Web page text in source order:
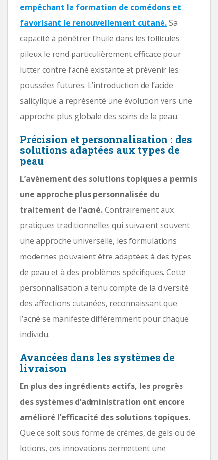
empêchant la formation de comédons et
favorisant le renouvellement cutané.Sa
capacité à pénétrer l’huile dans les follicules
pileux le rend particulièrement efficace pour
lutter contre l’acné existante et prévenir les
poussées futures. L’introduction de l’acide
salicylique a représenté une évolution vers une
approche plus globale des soins de la peau.
Précision et personnalisation : des
solutions adaptées aux types de
peau
L’avènement des solutions topiques a permis
une approche plus personnalisée du
traitement de l’acné.Contrairement aux
pratiques traditionnelles qui suivaient souvent
une approche universelle, les formulations
modernes pouvaient être adaptées à des types
de peau et à des problèmes spécifiques. Cette
personnalisation a tenu compte de la diversité
des affections cutanées, reconnaissant que
l’acné se manifeste différemment pour chaque
individu.
Avancées dans les systèmes de
livraison
En plus des ingrédients actifs, les progrès
des systèmes d’administration ont encore
amélioré l’efficacité des solutions topiques.
Que ce soit sous forme de crèmes, de gels ou de
lotions, ces innovations permettent une